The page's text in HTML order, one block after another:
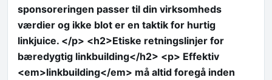
sponsoreringen passer til din virksomheds
værdier og ikke blot er en taktik for hurtig
linkjuice. </p> <h2>Etiske retningslinjer for
bæredygtig linkbuilding</h2> <p> Effektiv
<em>linkbuilding</em> må altid foregå inden